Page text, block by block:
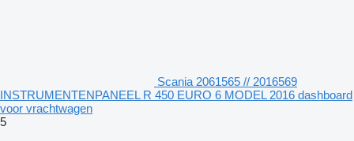
Scania 2061565 // 2016569
INSTRUMENTENPANEEL R 450 EURO 6 MODEL 2016 dashboard
voor vrachtwagen
5